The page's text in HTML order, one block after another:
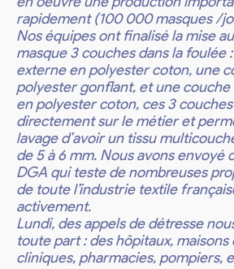
rapidement (100 000 masques /
Nos équipes ont finalisé la mise
masque 3 couches dans la foulée
externe en polyester coton, une
polyester gonflant, et une couche
en polyester coton, ces 3
directement sur le métier et
lavage d’avoir un tissu
de 5 à 6 mm. Nous avons envoyé
DGA qui teste de nombreuses
de toute l’industrie textile
activement.
Lundi, des appels de détresse
toute part : des hôpitaux,
cliniques, pharmacies, pompiers,